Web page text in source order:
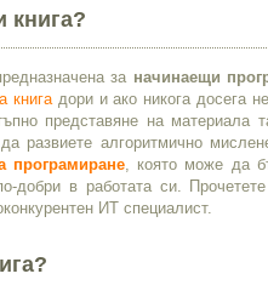
книга?
за начинаещи
книга дори и ако никога досега
представяне на
развиете алгоритмично
програмиране , която може да
в работата си.
ИТ специалист.